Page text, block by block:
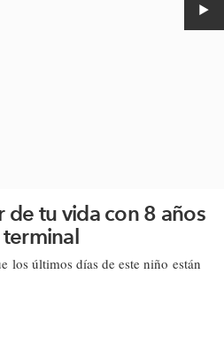
de tu vida con 8 años
los últimos días de este niño están